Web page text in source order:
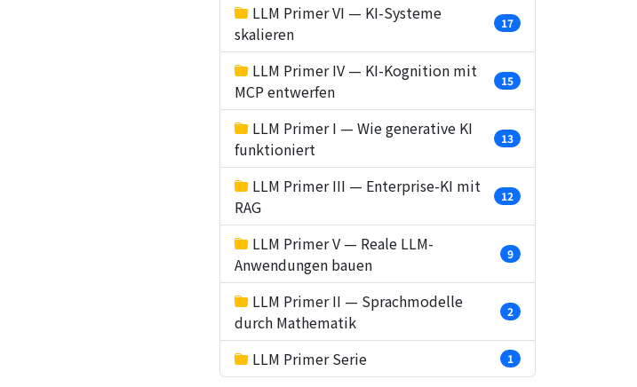
LLM Primer VI — KI-Systeme
skalieren
17
LLM Primer IV — KI-Kognition mit
MCP entwerfen
15
LLM Primer I — Wie generative KI
funktioniert
13
LLM Primer III — Enterprise-KI mit
RAG
12
LLM Primer V — Reale LLM-
Anwendungen bauen
9
LLM Primer II — Sprachmodelle
durch Mathematik
2
LLM Primer Serie 1